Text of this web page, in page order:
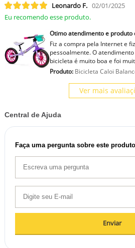
Leonardo F. 02/01/2025
Eu recomendo esse produto.
Otimo atendimento e produto
Fiz a compra pela Internet e
pessoalmente. O
bicicleta é muito boa e foi
Produto:Bicicleta Caloi
Ver mais
Central de Ajuda
Faça uma pergunta sobre este produto
Enviar